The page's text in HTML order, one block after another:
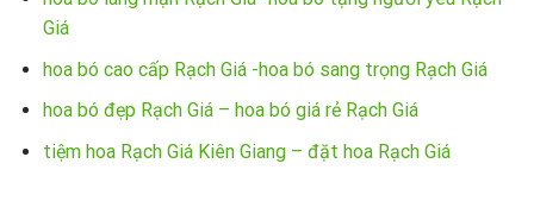
Giá
hoa bó cao cấp Rạch Giá -hoa bó sang trọng Rạch Giá
hoa bó đẹp Rạch Giá – hoa bó giá rẻ Rạch Giá
tiệm hoa Rạch Giá Kiên Giang – đặt hoa Rạch Giá